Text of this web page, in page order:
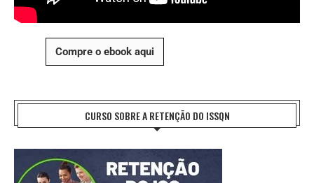
Compre o ebook aqui
CURSO SOBRE A RETENÇÃO DO ISSQN